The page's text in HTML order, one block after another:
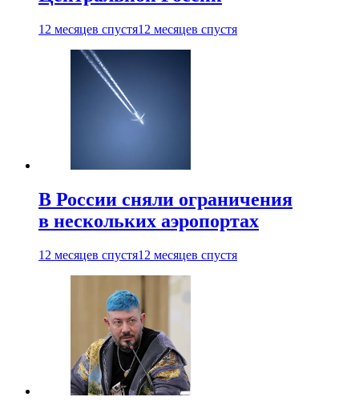
12 месяцев спустя12 месяцев спустя
В России сняли ограничения
в нескольких аэропортах
12 месяцев спустя12 месяцев спустя